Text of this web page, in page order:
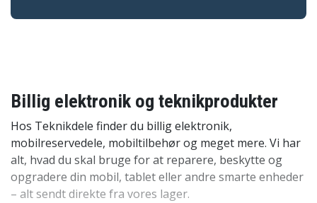
Billig elektronik og teknikprodukter
Hos Teknikdele finder du billig elektronik,
mobilreservedele, mobiltilbehør og meget mere. Vi har
alt, hvad du skal bruge for at reparere, beskytte og
opgradere din mobil, tablet eller andre smarte enheder
– alt sendt direkte fra vores lager.